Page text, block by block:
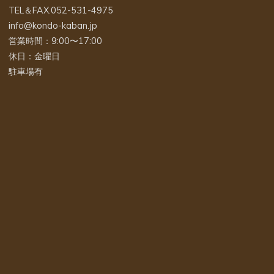
TEL＆FAX.052-531-4975
info@kondo-kaban.jp
営業時間：9:00〜17:00
休日：金曜日
駐車場有